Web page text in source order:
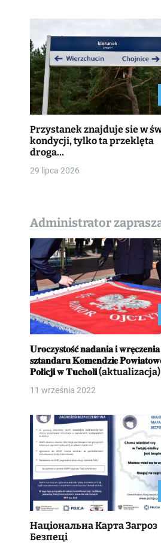
Przystanek znajduje sie w
kondycji, tylko ta przeklęta
droga…
29 lipca 2026
Administrator
𝐔𝐫𝐨𝐜𝐳𝐲𝐬𝐭𝐨𝐬́𝐜́ 𝐧𝐚𝐝𝐚𝐧𝐢𝐚 𝐢 𝐰𝐫𝐞̨𝐜𝐳𝐞𝐧𝐢𝐚
𝐬𝐳𝐭𝐚𝐧𝐝𝐚𝐫𝐮 𝐊𝐨𝐦𝐞𝐧𝐝𝐳𝐢𝐞
𝐏𝐨𝐥𝐢𝐜𝐣𝐢 𝐰 𝐓𝐮𝐜𝐡𝐨𝐥𝐢 (aktualizacja)
11 września 2022
Національна Kapтa Загроз
Безпеці